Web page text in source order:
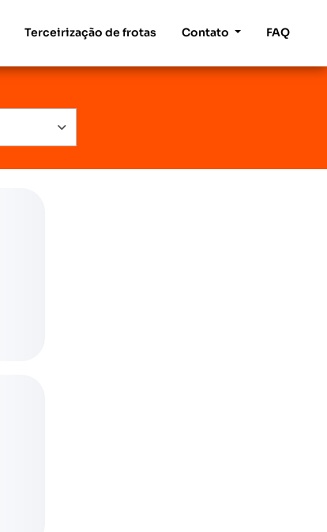
Terceirização de frotas Contato FAQ